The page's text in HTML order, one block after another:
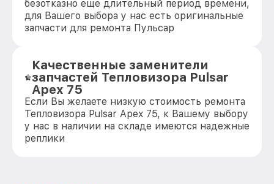
безотказно еще длительный период времени,
для Вашего выбора у нас есть оригинальные
запчасти для ремонта Пульсар
Качественные заменители
запчастей Тепловизора Pulsar
Apex 75
Если Вы желаете низкую стоимость ремонта
Тепловизора Pulsar Apex 75, к Вашему выбору
у нас в наличии на складе имеются надежные
реплики